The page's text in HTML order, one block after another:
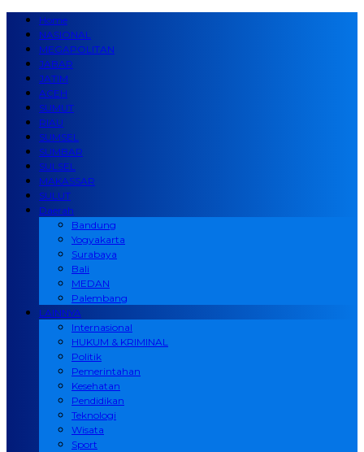
Home
NASIONAL
MEGAPOLITAN
JABAR
JATIM
ACEH
SUMUT
RIAU
SUMSEL
SUMBAR
SULSEL
MAKASSAR
SULUT
Daerah
Bandung
Yogyakarta
Surabaya
Bali
MEDAN
Palembang
LAINNYA
Internasional
HUKUM & KRIMINAL
Politik
Pemerintahan
Kesehatan
Pendidikan
Teknologi
Wisata
Sport